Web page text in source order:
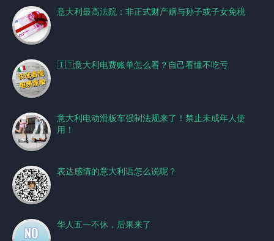
意大利最高法院：非正式财产赠与孙子或子女免税
🇮🇹意大利电费账单怎么看？自己看懂不吃亏
意大利电动滑板车强制法规来了！禁止未成年人使
用！
表达感情的意大利语怎么说呢？
华人五一不休，后果来了